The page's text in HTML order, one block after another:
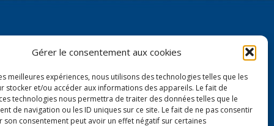
Gérer le consentement aux cookies
meilleures expériences, nous utilisons des technologies telles que les
stocker et/ou accéder aux informations des appareils. Le fait de
technologies nous permettra de traiter des données telles que le
de navigation ou les ID uniques sur ce site. Le fait de ne pas consentir
son consentement peut avoir un effet négatif sur certaines
Contactez-moi à Paris